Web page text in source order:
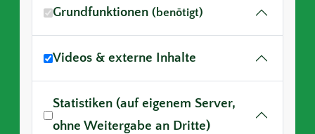
Grundfunktionen (benötigt)
Videos & externe Inhalte
Statistiken (auf eigenem Server,
ohne Weitergabe an Dritte)